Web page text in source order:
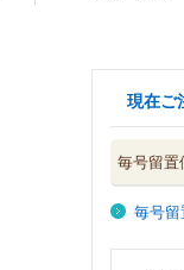
現在ご
毎号留置
毎号留